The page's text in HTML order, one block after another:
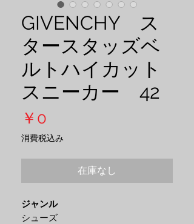
GIVENCHY ス
タースタッズベ
ルトハイカット
スニーカー 42
￥0
格
消費税込み
在庫なし
ジャンル
シューズ